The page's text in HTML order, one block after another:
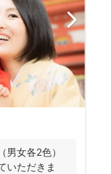
男女各2色）
いただきま